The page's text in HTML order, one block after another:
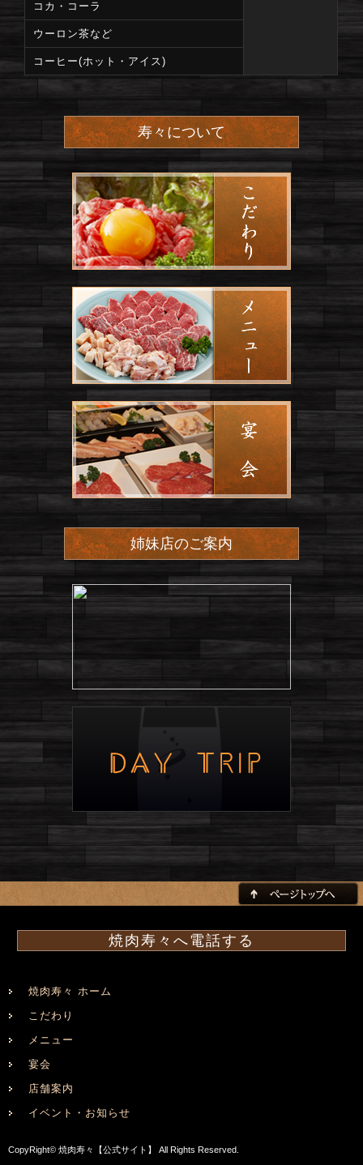
コカ・コーラ
ウーロン茶など
コーヒー(ホット・アイス)
寿々について
姉妹店のご案内
焼肉寿々へ電話する
焼肉寿々 ホーム
こだわり
メニュー
宴会
店舗案内
イベント・お知らせ
CopyRight© 焼肉寿々【公式サイト】 All Rights Reserved.